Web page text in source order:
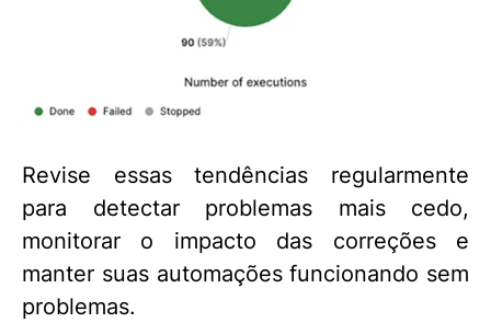
Revise essas tendências regularmente
para detectar problemas mais cedo,
monitorar o impacto das correções e
manter suas automações funcionando sem
problemas.